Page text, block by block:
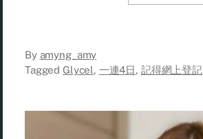
By amyng_amy
Tagged Glycel, 一連4日, 記得網上登記